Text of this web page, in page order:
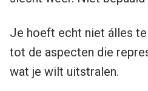
Je hoeft echt niet álles
tot de aspecten die
wat je wilt uitstralen.